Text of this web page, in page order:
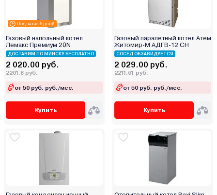
GTM
Haier
Hubert
Immergas
Kentatsu
Kospel
Kotitonttu
Lavoro
Lemax
Под заказ 5 дней
Газовый напольный котел
Лемакс Премиум 20N
ДОСТАВИМ ПО МИНСКУ БЕСПЛАТНО
2 020.00 руб.
2201.8 руб.
от 50 руб. руб./мес.
Купить
Газовый парапетный котел Атем
Житомир-М АДГВ-12 СН
СОСЕД ОБЗАВИДУЕТСЯ
2 029.00 руб.
2211.61 руб.
от 50 руб. руб./мес.
Купить